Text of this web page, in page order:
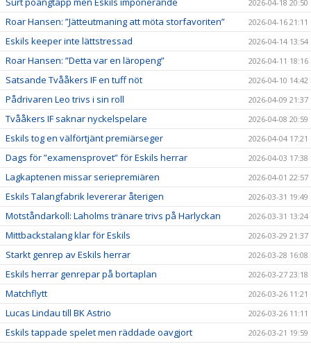
2026-04-18 20:50
Roar Hansen: ”Jätteutmaning att möta storfavoriten” 2026-04-16 21:11
Eskils keeper inte lättstressad 2026-04-14 13:54
Roar Hansen: ”Detta var en läropeng” 2026-04-11 18:16
Satsande Tvååkers IF en tuff nöt 2026-04-10 14:42
Pådrivaren Leo trivs i sin roll 2026-04-09 21:37
Tvååkers IF saknar nyckelspelare 2026-04-08 20:59
Eskils tog en välförtjänt premiärseger 2026-04-04 17:21
Dags för ”examensprovet” för Eskils herrar 2026-04-03 17:38
Lagkaptenen missar seriepremiären 2026-04-01 22:57
Eskils Talangfabrik levererar återigen 2026-03-31 19:49
Motståndarkoll: Laholms tränare trivs på Harlyckan 2026-03-31 13:24
Mittbackstalang klar för Eskils 2026-03-29 21:37
Starkt genrep av Eskils herrar 2026-03-28 16:08
Eskils herrar genrepar på bortaplan 2026-03-27 23:18
Matchflytt 2026-03-26 11:21
Lucas Lindau till BK Astrio 2026-03-26 11:11
Eskils tappade spelet men räddade oavgjort 2026-03-21 19:59